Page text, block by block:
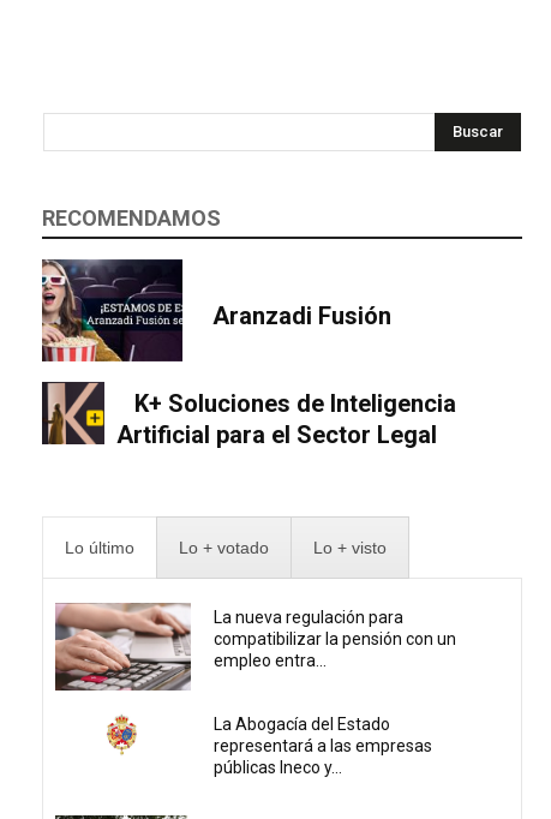
Buscar
RECOMENDAMOS
Aranzadi Fusión
K+ Soluciones de Inteligencia
Artificial para el Sector Legal
Lo último Lo + votado Lo + visto
La nueva regulación para
compatibilizar la pensión con un
empleo entra...
La Abogacía del Estado
representará a las empresas
públicas Ineco y...